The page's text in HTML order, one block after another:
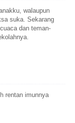
walaupun
suka. Sekarang
dan teman-
rentan imunnya